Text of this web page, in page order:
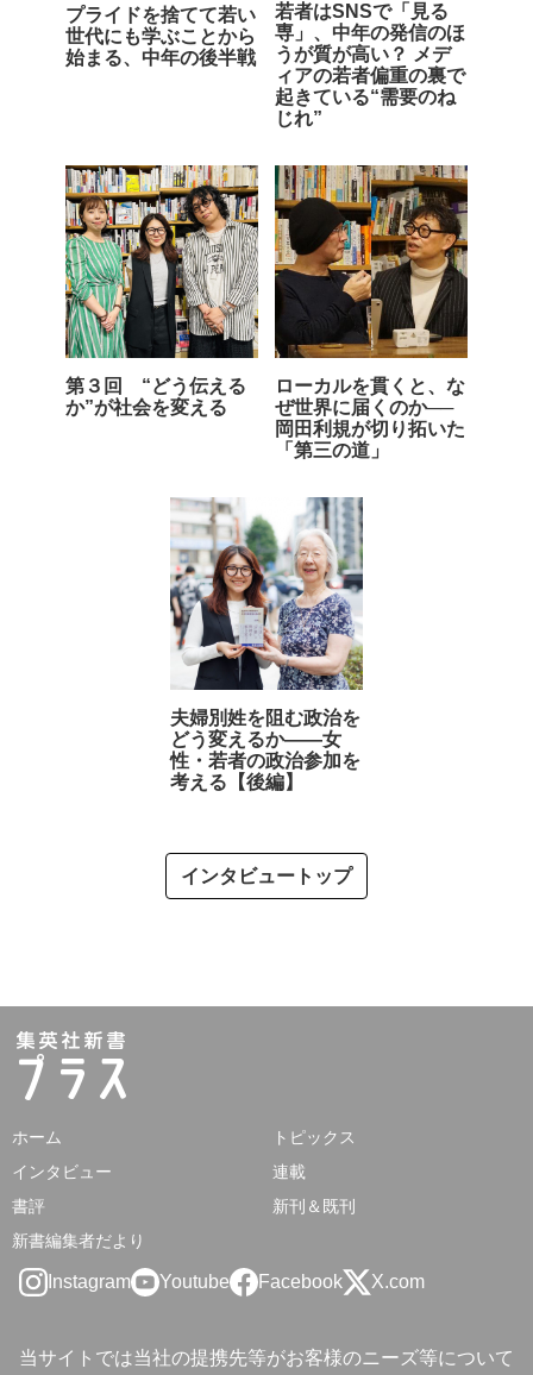
プライドを捨てて若い
世代にも学ぶことから
始まる、中年の後半戦
若者はSNSで「見る
専」、中年の発信のほ
うが質が高い？ メデ
ィアの若者偏重の裏で
起きている“需要のね
じれ”
第３回 “どう伝える
か”が社会を変える
ローカルを貫くと、な
ぜ世界に届くのか──
岡田利規が切り拓いた
「第三の道」
夫婦別姓を阻む政治を
どう変えるか――女
性・若者の政治参加を
考える【後編】
インタビュートップ
ホーム
トピックス
インタビュー
連載
書評
新刊＆既刊
新書編集者だより
Instagram Youtube Facebook X.com
当サイトでは当社の提携先等がお客様のニーズ等について